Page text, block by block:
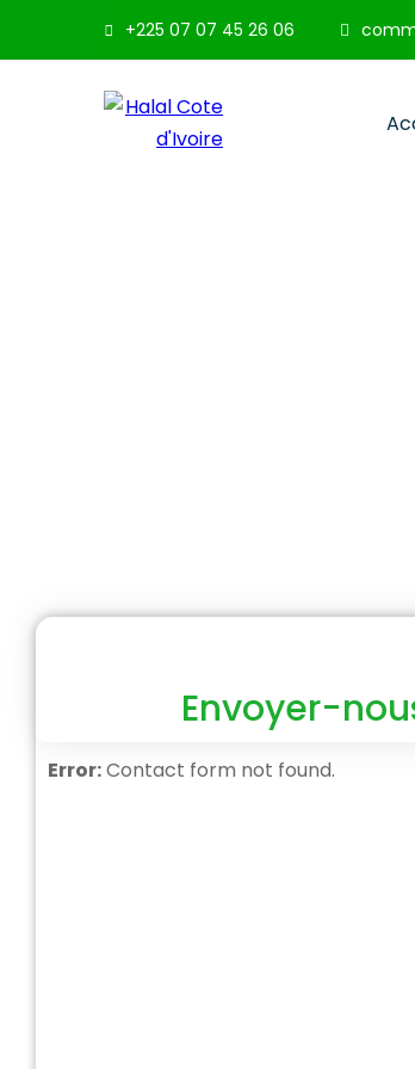
+225 07 07 45 26 06
Envoyer-
Error:Contact form not found.